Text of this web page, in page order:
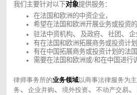
我们主要针对以下对象提供服务：
在法国和欧洲的中资企业，
希望在法国和欧洲开展业务或投资的
驻法中资机构、 及政府、 社团、 企
有在法国和欧洲拓展商务或投资计划
有在中国拓展商务或投资计划的法
需要在法国和欧洲或/和在中国进行
律师事务所的业务领域以商事法律服务为
务、 企业并购、 境外投资、 不动产交易、